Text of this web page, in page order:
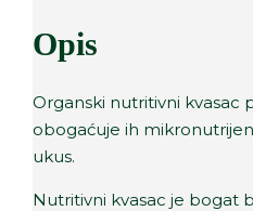
Opis
Organski nutritivni kvasac
obogaćuje ih
ukus.
Nutritivni kvasac je bogat